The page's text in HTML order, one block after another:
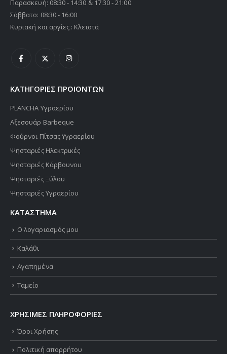
Παρασκευή: 08:30 - 14:30 & 17:30 - 21:00
Σάββατο: 08:30 - 16:00
Κυριακή και αργίες : Κλειστά
ΚΑΤΗΓΟΡΙΕΣ ΠΡΟΙΟΝΤΩΝ
PLANCHA Υγραερίου
Αξεσουάρ Barbeque
Φούρνοι Πίτσας Υγραερίου
Ψησταριές Ηλεκτρικές
Ψησταριές Κάρβουνου
Ψησταριές Ξύλου
Ψησταριές Υγραερίου
ΚΑΤΑΣΤΗΜΑ
Ο λογαριασμός μου
Καλάθι
Αγαπημένα
Ταμείο
ΧΡΗΣΙΜΕΣ ΠΛΗΡΟΦΟΡΙΕΣ
Όροι Χρήσης
Πολιτική απορρήτου